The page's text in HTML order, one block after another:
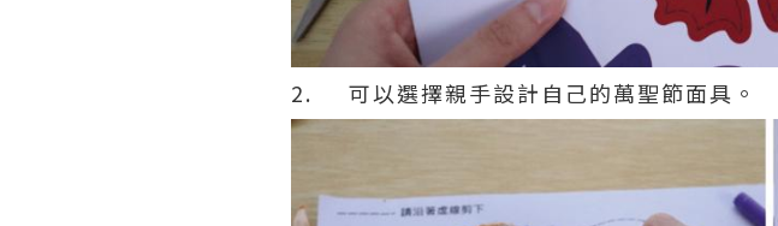
2. 可以選擇親手設計自己的萬聖節面具。